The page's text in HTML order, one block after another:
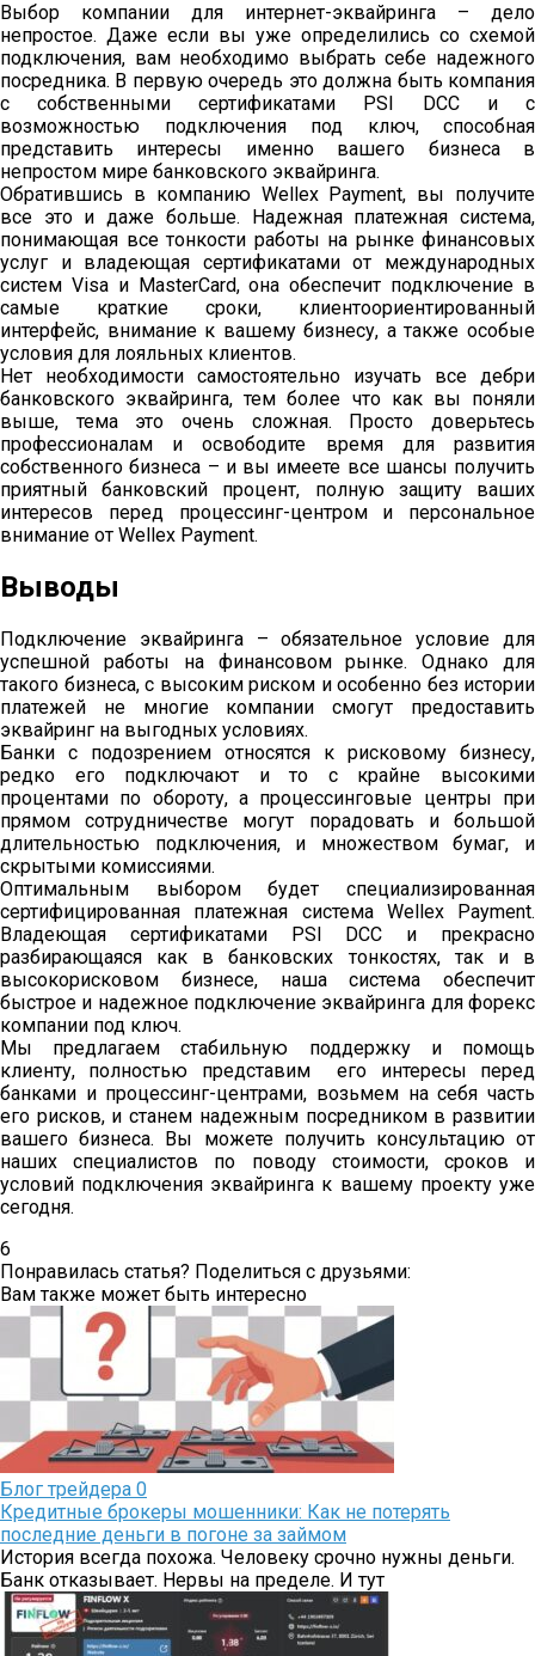
Выбор компании для интернет-эквайринга – дело
непростое. Даже если вы уже определились со схемой
подключения, вам необходимо выбрать себе надежного
посредника. В первую очередь это должна быть компания
с собственными сертификатами PSI DCC и с
возможностью подключения под ключ, способная
представить интересы именно вашего бизнеса в
непростом мире банковского эквайринга.
Обратившись в компанию Wellex Payment, вы получите
все это и даже больше. Надежная платежная система,
понимающая все тонкости работы на рынке финансовых
услуг и владеющая сертификатами от международных
систем Visa и MasterCard, она обеспечит подключение в
самые краткие сроки, клиентоориентированный
интерфейс, внимание к вашему бизнесу, а также особые
условия для лояльных клиентов.
Нет необходимости самостоятельно изучать все дебри
банковского эквайринга, тем более что как вы поняли
выше, тема это очень сложная. Просто доверьтесь
профессионалам и освободите время для развития
собственного бизнеса – и вы имеете все шансы получить
приятный банковский процент, полную защиту ваших
интересов перед процессинг-центром и персональное
внимание от Wellex Payment.
Выводы
Подключение эквайринга – обязательное условие для
успешной работы на финансовом рынке. Однако для
такого бизнеса, с высоким риском и особенно без истории
платежей не многие компании смогут предоставить
эквайринг на выгодных условиях.
Банки с подозрением относятся к рисковому бизнесу,
редко его подключают и то с крайне высокими
процентами по обороту, а процессинговые центры при
прямом сотрудничестве могут порадовать и большой
длительностью подключения, и множеством бумаг, и
скрытыми комиссиями.
Оптимальным выбором будет специализированная
сертифицированная платежная система Wellex Payment.
Владеющая сертификатами PSI DCC и прекрасно
разбирающаяся как в банковских тонкостях, так и в
высокорисковом бизнесе, наша система обеспечит
быстрое и надежное подключение эквайринга для форекс
компании под ключ.
Мы предлагаем стабильную поддержку и помощь
клиенту, полностью представим его интересы перед
банками и процессинг-центрами, возьмем на себя часть
его рисков, и станем надежным посредником в развитии
вашего бизнеса. Вы можете получить консультацию от
наших специалистов по поводу стоимости, сроков и
условий подключения эквайринга к вашему проекту уже
сегодня.
6
Понравилась статья? Поделиться с друзьями:
Вам также может быть интересно
Блог трейдера 0
Кредитные брокеры мошенники: Как не потерять
последние деньги в погоне за займом
История всегда похожа. Человеку срочно нужны деньги.
Банк отказывает. Нервы на пределе. И тут